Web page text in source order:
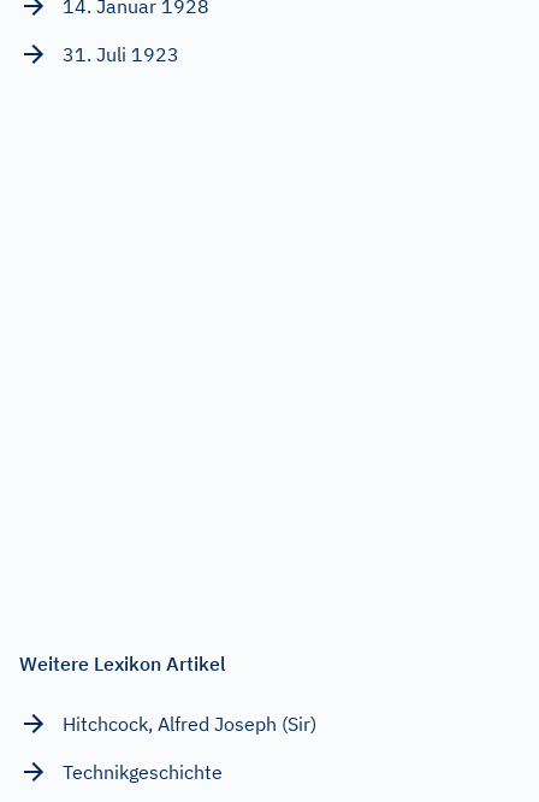
14. Januar 1928
31. Juli 1923
Weitere Lexikon Artikel
Hitchcock, Alfred Joseph (Sir)
Technikgeschichte